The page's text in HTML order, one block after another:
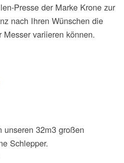
Presse der Marke Krone zur
nach Ihren Wünschen die
variieren können.
unseren 32m3 großen
Schlepper.